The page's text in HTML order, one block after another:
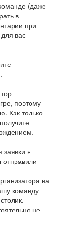
(даже
в
при
вас
поэтому
Как только
заявки в
на
команду
не